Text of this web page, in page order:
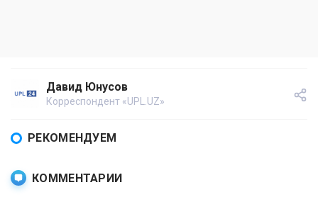
Давид Юнусов
Корреспондент «UPL.UZ»
РЕКОМЕНДУЕМ
КОММЕНТАРИИ